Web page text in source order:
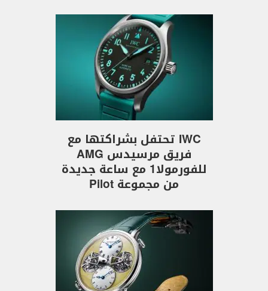
IWC تحتفل بشراكتها مع
فريق مرسيدس AMG
للفورمولا1 مع ساعة جديدة
من مجموعة Pilot